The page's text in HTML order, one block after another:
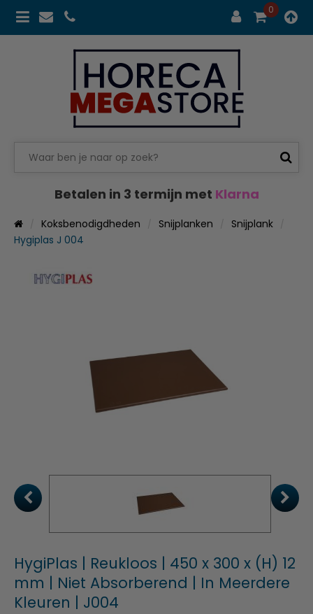
0
Betalen in 3 termijn met Klarna
Koksbenodigdheden Snijplanken
Snijplank
Hygiplas J 004
HygiPlas | Reukloos | 450 x 300 x (H) 12
mm | Niet Absorberend | In Meerdere
Kleuren | J004